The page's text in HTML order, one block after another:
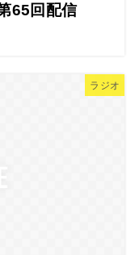
65回配信
ラジオ